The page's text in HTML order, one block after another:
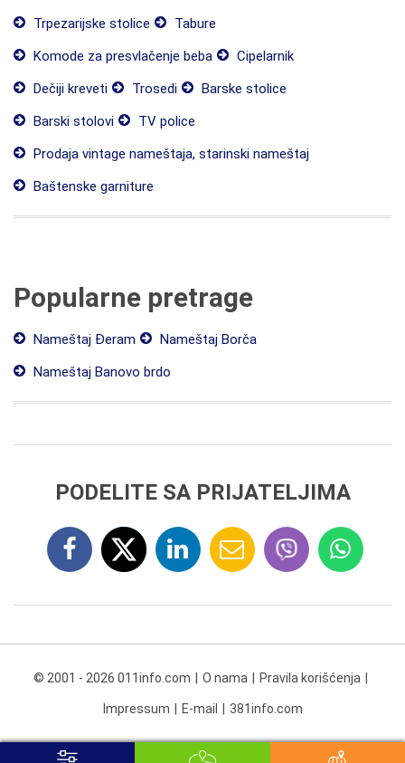
Trpezarijske stolice
Tabure
Komode za presvlačenje beba
Cipelarnik
Dečiji kreveti
Trosedi
Barske stolice
Barski stolovi
TV police
Prodaja vintage nameštaja, starinski nameštaj
Baštenske garniture
Popularne pretrage
Nameštaj Đeram
Nameštaj Borča
Nameštaj Banovo brdo
PODELITE SA PRIJATELJIMA
© 2001 - 2026 011info.com O nama Pravila korišćenja
Impressum E-mail 381info.com